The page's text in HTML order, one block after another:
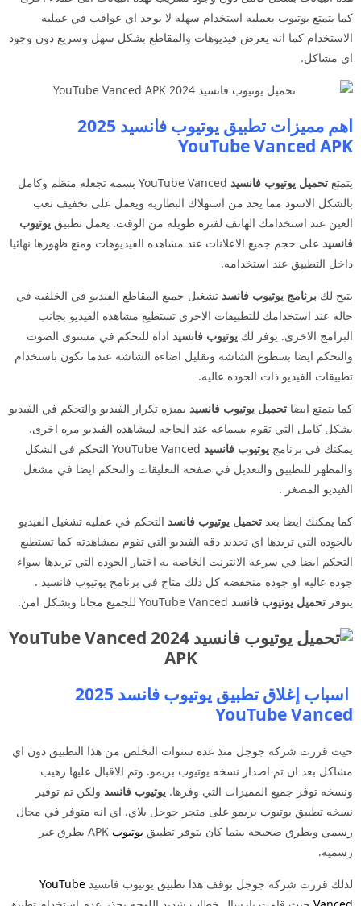
كما يتمتع يوتيوب بعمليه استخدام سهله لا يوجد اي عواقب في عمليه
الاستخدام كما انه يعرض فيديوهات والمقاطع بشكل سهل وسريع دون وجود
اي مشاكل.
اهم مميزات تطبيق يوتيوب فانسيد 2025
YouTube Vanced APK
يتمتع تحميل يوتيوب فانسيد
YouTube Vanced بسمه تجعله منظم وكامل
بالشكل الاسود مما يحد من استهلاك البطاريه ويعمل على تخفيف تعب
العين عند استخدامك الهاتف لفتره طويله من الوقت. يعمل تطبيق يوتيوب
فانسيد على حجم جميع الاعلانات عند مشاهده الفيديوهات ومنع ظهورها نهائيا
داخل التطبيق عند استخدامه.
يتيح لك برنامج يوتيوب فانسد تشغيل جميع المقاطع الفيديو في الخلفيه في
حاله عند استخدامك للتطبيقات الاخرى تستطيع مشاهده الفيديو بجانب
البرامج الاخرى. يوفر لك يوتيوب فانسيد اداه للتحكم في مستوى الصوت
والتحكم ايضا بسطوع الشاشه وتقليل اضاءه الشاشه عندما تكون باستخدام
تطبيقات الفيديو ذات الجوده عاليه.
كما يتمتع ايضا تحميل يوتيوب فانسيد بميزه تكرار الفيديو والتحكم في الفيديو
بشكل كامل التي تقوم بسماعه عند الحاجه لمشاهده الفيديو مره اخرى.
يمكنك في برنامج يوتيوب فانسيد
YouTube Vanced التحكم في الشكل
والمظهر للتطبيق والتعديل في صفحه التعليقات والتحكم ايضا في مشغل
الفيديو المصغر .
كما يمكنك ايضا بعد تحميل يوتيوب فانسد التحكم في عمليه تشغيل الفيديو
بالجوده التي تريدها اي تحديد دقه الفيديو التي تقوم بمشاهدته كما تستطيع
التحكم ايضا في سرعه الانترنت الخاصه به اختيار الجوده التي تريدها سواء
جوده عاليه او جوده منخفضه كل ذلك متاح في برنامج يوتيوب فانسيد .
يتوفر تحميل يوتيوب فانسد
اسباب إغلاق تطبيق يوتيوب فانسد 2025
YouTube Vanced
حيث قررت شركه جوجل منذ عده سنوات التخلص من هذا التطبيق دون اي
مشاكل بعد ان تم اصدار نسخه يوتيوب بريمو. وتم الاقبال عليها رهيب
ونسخه توفر جميع المميزات التي وفرها. يوتيوب فانسد ولكن تم توفير
نسخه تطبيق يوتيوب بريمو على متجر جوجل بلاي. اي انه متوفر في مجال
رسمي وبطرق صحيحه بينما كان يتوفر تطبيق يوتيوب
APK بطرق غير
رسميه.
لذلك قررت شركه جوجل بوقف هذا تطبيق يوتيوب فانسيد YouTube